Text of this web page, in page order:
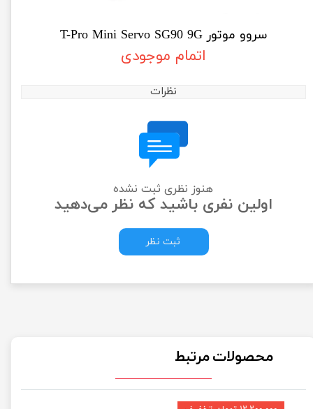
سروو موتور T-Pro Mini Servo SG90 9G
اتمام موجودی
نظرات
هنوز نظری ثبت نشده
اولین نفری باشید که نظر می‌دهید
ثبت نظر
محصولات مرتبط